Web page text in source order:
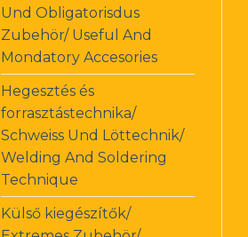
Und Obligatorisdus
Zubehör/ Useful And
Mondatory Accesories
Hegesztés és
forrasztástechnika/
Schweiss Und Löttechnik/
Welding And Soldering
Technique
Külső kiegészítők/